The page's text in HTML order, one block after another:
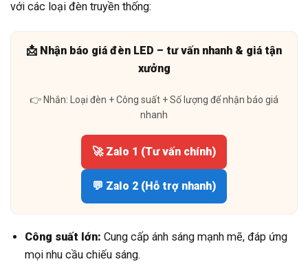
với các loại đèn truyền thống:
📩 Nhận báo giá đèn LED – tư vấn nhanh & giá tận
xưởng
👉 Nhắn: Loại đèn + Công suất + Số lượng để nhận báo giá
nhanh
🚀 Zalo 1 (Tư vấn chính)
💬 Zalo 2 (Hỗ trợ nhanh)
Công suất lớn: Cung cấp ánh sáng mạnh mẽ, đáp ứng
mọi nhu cầu chiếu sáng.